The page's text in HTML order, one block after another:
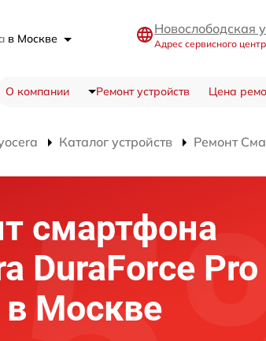
в Москве
Новослободская
Адрес сервисного
О компании Ремонт устройств Цена
Каталог устройств Ремонт
смартфона
DuraForce Pro
в Москве